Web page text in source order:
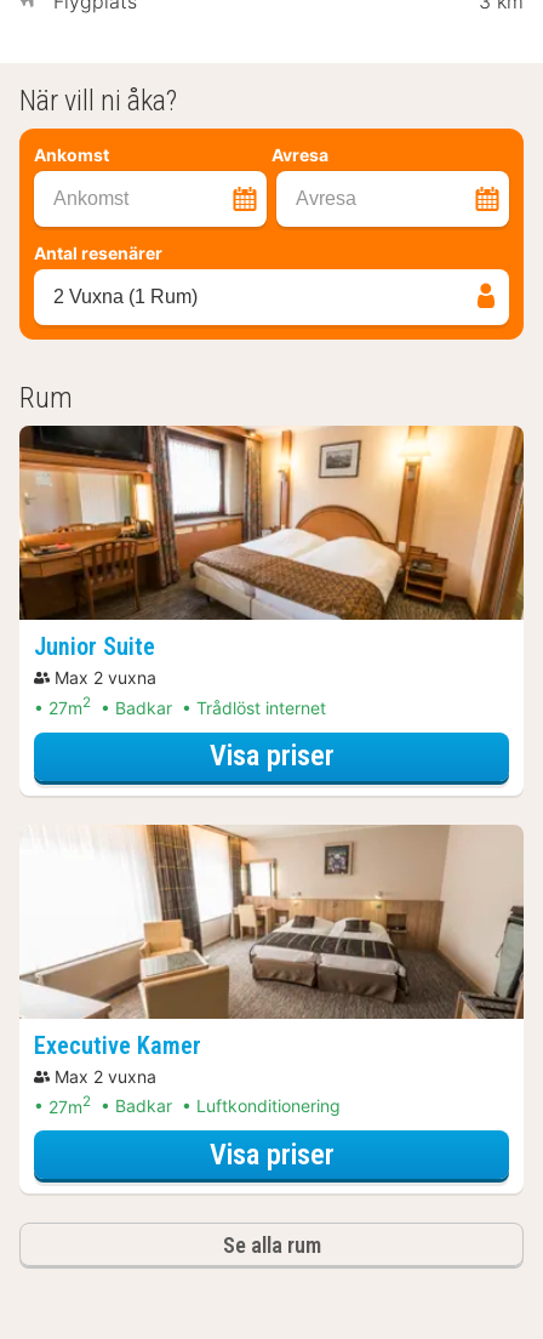
När vill ni åka?
Ankomst Avresa
Ankomst Avresa
Antal resenärer
2 Vuxna (1 Rum)
Rum
Junior Suite
Max 2 vuxna
27m2 Badkar Trådlöst internet
Visa priserför Junior Suite
Executive Kamer
Max 2 vuxna
27m2 Badkar Luftkonditionering
Visa priserför Executive
Se alla rum